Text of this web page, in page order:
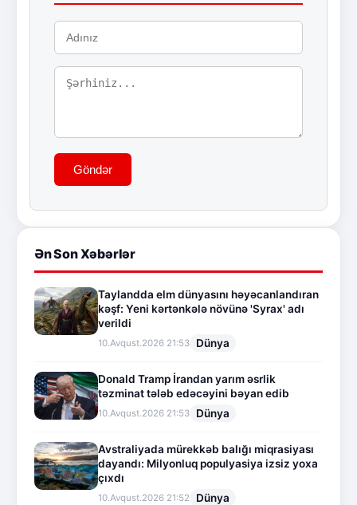
Göndər
Ən Son Xəbərlər
Taylandda elm dünyasını həyəcanlandıran
kəşf: Yeni kərtənkələ növünə 'Syrax' adı
verildi
10.Avqust.2026 21:53 Dünya
Donald Tramp İrandan yarım əsrlik
təzminat tələb edəcəyini bəyan edib
10.Avqust.2026 21:53 Dünya
Avstraliyada mürekkəb balığı miqrasiyası
dayandı: Milyonluq populyasiya izsiz yoxa
çıxdı
10.Avqust.2026 21:52 Dünya